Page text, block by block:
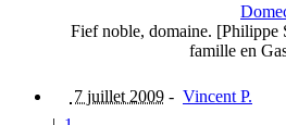
Fief noble, domaine. [Philippe
famille en
7 juillet 2009 - Vincent P.